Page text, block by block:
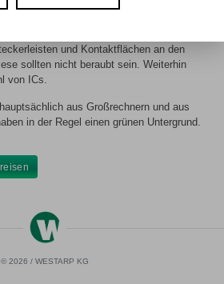
und Kontaktflächen an den
sollten nicht beraubt sein. Weiterhin
von ICs.
aus Großrechnern und aus
in der Regel einen grünen Untergrund.
© 2026 / WESTARP KG